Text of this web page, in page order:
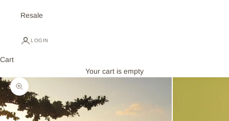
Resale
LOGIN
Cart
Your cart is empty
Zoom picture